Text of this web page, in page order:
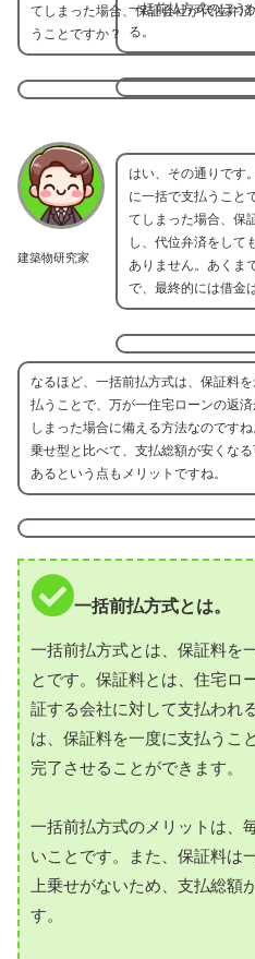
一括前払方式のほう
る。
てしまった場合、保証会社が代位弁
うことですか？
建築物研究家
はい、その通りです
に一括で支払うこと
てしまった場合、保
し、代位弁済をして
ありません。あくま
で、最終的には借金
なるほど、一括前払方式は、保証料
払うことで、万が一住宅ローンの返
しまった場合に備える方法なのです
乗せ型と比べて、支払総額が安くな
あるという点もメリットですね。
一括前払方式とは。
一括前払方式とは、保証料を
とです。保証料とは、住宅ロ
証する会社に対して支払われ
は、保証料を一度に支払うこ
完了させることができます。
一括前払方式のメリットは、
いことです。また、保証料は
上乗せがないため、支払総額
す。